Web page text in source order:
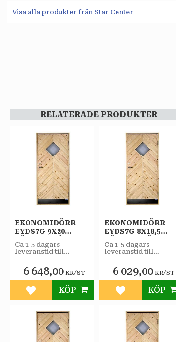
Visa alla produkter från Star Center
RELATERADE PRODUKTER
EKONOMIDÖRR
EYDS7G 9X20
STAR
VARMFÖRRÅD
Ca 1-5 dagars
leveranstid till
6 648,00KR/ST
Lägg till i favoriter
KÖP
EKONOMIDÖRR
EYDS7G 8X18,5
STAR
VARMFÖRRÅD
Ca 1-5 dagars
leveranstid till
6 029,00KR/ST
Lägg till i
KÖP